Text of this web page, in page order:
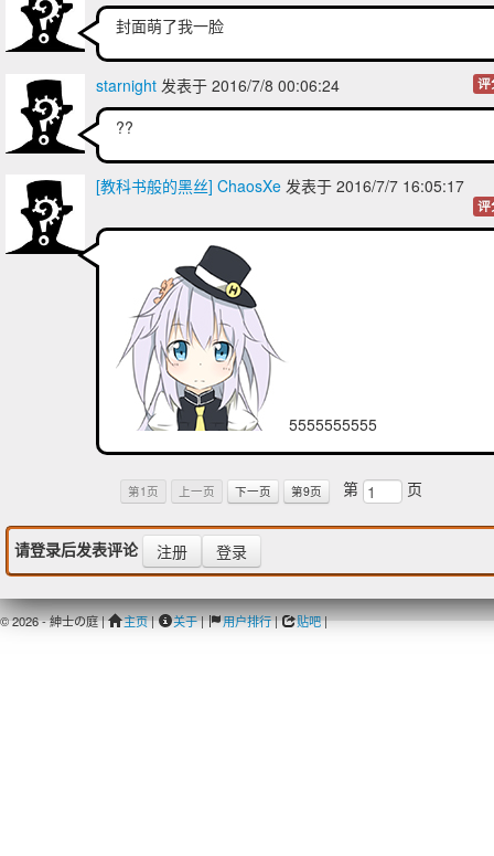
封面萌了我一脸
starnight 发表于 2016/7/8 00:06:24 评
??
[教科书般的黑丝] ChaosXe 发表于 2016/7/7 16:05:17
评
5555555555
第1页 上一页 下一页 第9页 第 页
请登录后发表评论 注册 登录
© 2026 - 紳士の庭 | 主页| 关于| 用户排行| 贴吧|